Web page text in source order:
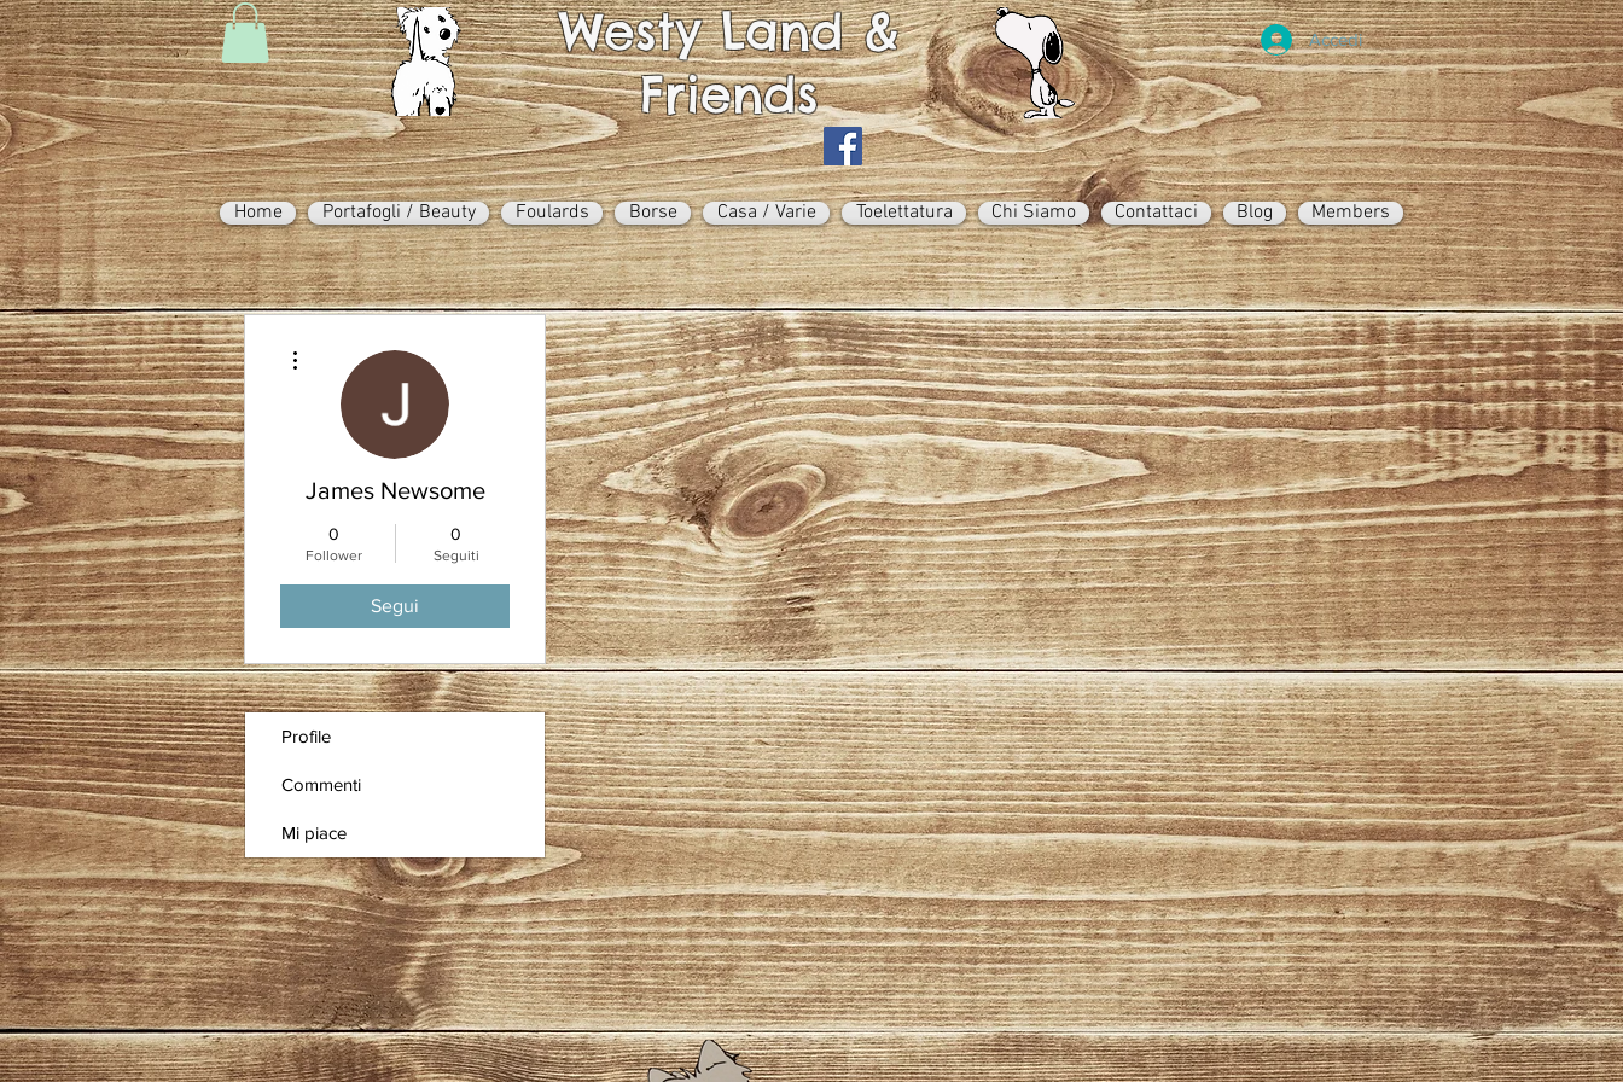
Westy Land &
Friends
Accedi
Home Portafogli / Beauty Foulards Borse Casa / Varie Toelettatura Chi Siamo Contattaci Blog Members
James Newsome
0
Follower
0
Seguiti
Segui
Profile
Commenti
Mi piace